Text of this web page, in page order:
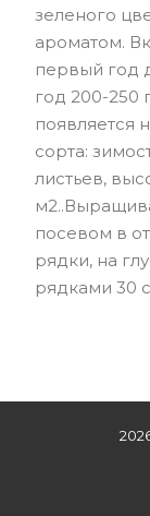
зеленого
ароматом.
первый год
год 200-250
появляется
сорта:
листьев,
посевом в
рядки, на
рядками 30